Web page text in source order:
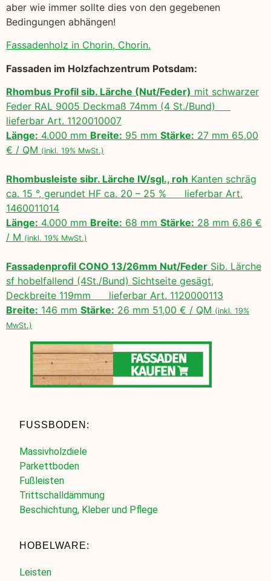
aber wie immer sollte dies von den gegebenen
Bedingungen abhängen!
Fassadenholz in Chorin, Chorin.
Fassaden im Holzfachzentrum Potsdam:
Rhombus Profil sib. Lärche (Nut/Feder) mit schwarzer
Feder RAL 9005 Deckmaß 74mm (4 St./Bund)
lieferbar Art. 1120010007
Länge: 4.000 mm Breite: 95 mm Stärke: 27 mm 65,00
€ / QM (inkl. 19% MwSt.)
Rhombusleiste sibr. Lärche IV/sgl., roh Kanten schräg
ca. 15 °, gerundet HF ca. 20 – 25 % lieferbar Art.
1460011014
Länge: 4.000 mm Breite: 68 mm Stärke: 28 mm 6,86 €
/ M (inkl. 19% MwSt.)
Fassadenprofil CONO 13/26mm Nut/Feder Sib. Lärche
sf hobelfallend (4St./Bund) Sichtseite gesägt,
Deckbreite 119mm lieferbar Art. 1120000113
Breite: 146 mm Stärke: 26 mm 51,00 € / QM (inkl. 19%
MwSt.)
FUSSBODEN:
Massivholzdiele
Parkettboden
Fußleisten
Trittschalldämmung
Beschichtung, Kleber und Pflege
HOBELWARE:
Leisten